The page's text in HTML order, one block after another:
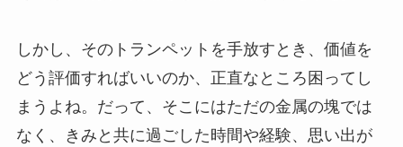
しかし、そのトランペットを手放すとき、価値を
どう評価すればいいのか、正直なところ困ってし
まうよね。だって、そこにはただの金属の塊では
なく、きみと共に過ごした時間や経験、思い出が